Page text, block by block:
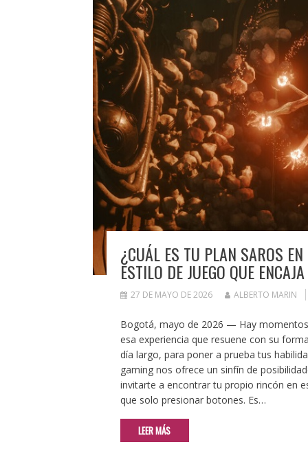
¿CUÁL ES TU PLAN SAROS
ESTILO DE JUEGO QUE
27 DE MAYO DE 2026 ALBERTO MARIN
Bogotá, mayo de 2026 — Hay
esa experiencia que resuene con su
día largo, para poner a prueba tus
gaming nos ofrece un sinfín de
invitarte a encontrar tu propio rincón en
que solo presionar botones. Es…
LEER MÁS